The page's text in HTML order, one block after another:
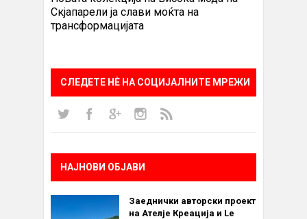
Скјапарели ја слави моќта на
трансформацијата
СЛЕДЕТЕ НÈ НА СОЦИЈАЛНИТЕ МРЕЖИ
НАЈНОВИ ОБЈАВИ
Заеднички авторски проект
на Ателје Креација и Le